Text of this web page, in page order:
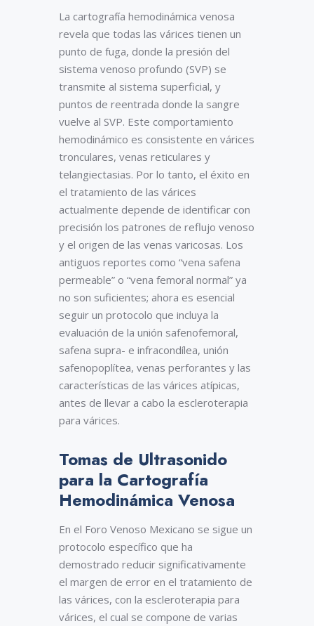
La cartografía hemodinámica venosa
revela que todas las várices tienen un
punto de fuga, donde la presión del
sistema venoso profundo (SVP) se
transmite al sistema superficial, y
puntos de reentrada donde la sangre
vuelve al SVP. Este comportamiento
hemodinámico es consistente en várices
tronculares, venas reticulares y
telangiectasias. Por lo tanto, el éxito en
el tratamiento de las várices
actualmente depende de identificar con
precisión los patrones de reflujo venoso
y el origen de las venas varicosas. Los
antiguos reportes como “vena safena
permeable” o “vena femoral normal” ya
no son suficientes; ahora es esencial
seguir un protocolo que incluya la
evaluación de la unión safenofemoral,
safena supra- e infracondílea, unión
safenopoplítea, venas perforantes y las
características de las várices atípicas,
antes de llevar a cabo la escleroterapia
para várices.
Tomas de Ultrasonido
para la Cartografía
Hemodinámica Venosa
En el Foro Venoso Mexicano se sigue un
protocolo específico que ha
demostrado reducir significativamente
el margen de error en el tratamiento de
las várices, con la escleroterapia para
várices, el cual se compone de varias